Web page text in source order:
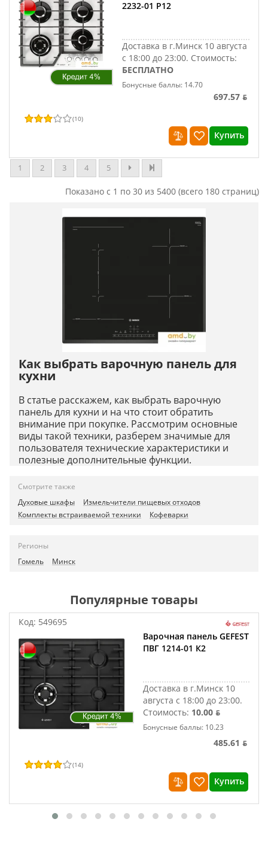
2232-01 Р12
Доставка в г.Минск 10 августа
с 18:00 до 23:00. Стоимость:
БЕСПЛАТНО
Бонусные баллы: 14.70
697.57 ƃ
(10)
Купить
1 2 3 4 5
Показано с 1 по 30 из 5400 (всего 180 страниц)
Как выбрать варочную панель для
кухни
В статье расскажем, как выбрать варочную
панель для кухни и на что стоит обратить
внимание при покупке. Рассмотрим основные
виды такой техники, разберем значимые для
пользователя технические характеристики и
полезные дополнительные функции.
Смотрите также
Духовые шкафы
Измельчители пищевых отходов
Комплекты встраиваемой техники
Кофеварки
Регионы
Гомель
Минск
Популярные товары
Код: 549695
Варочная панель GEFEST
ПВГ 1214-01 К2
Доставка в г.Минск 10
августа с 18:00 до 23:00.
Стоимость: 10.00 ƃ
Бонусные баллы: 10.23
485.61 ƃ
(14)
Купить